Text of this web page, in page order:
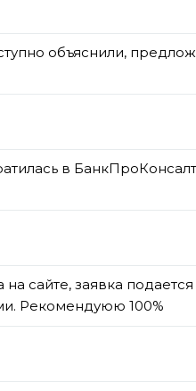
объяснили,
в
сайте, заявка
Рекомендуюю 100%